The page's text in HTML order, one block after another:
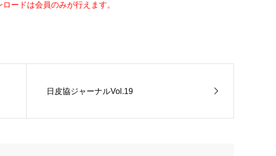
ードは会員のみが行えます。
日皮協ジャーナルVol.19